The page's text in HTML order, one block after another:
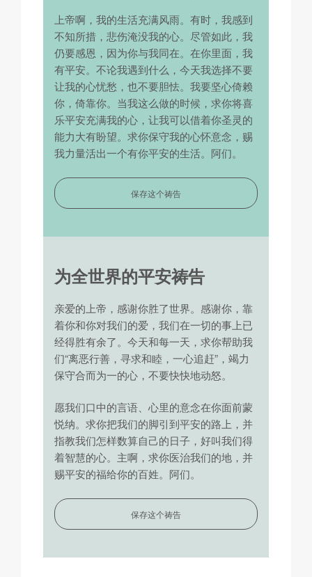
上帝啊，我的生活充满风雨。有时，我感到
不知所措，悲伤淹没我的心。尽管如此，我
仍要感恩，因为你与我同在。在你里面，我
有平安。不论我遇到什么，今天我选择不要
让我的心忧愁，也不要胆怯。我要坚心倚赖
你，倚靠你。当我这么做的时候，求你将喜
乐平安充满我的心，让我可以借着你圣灵的
能力大有盼望。求你保守我的心怀意念，赐
我力量活出一个有你平安的生活。阿们。
保存这个祷告
为全世界的平安祷告
亲爱的上帝，感谢你胜了世界。感谢你，靠
着你和你对我们的爱，我们在一切的事上已
经得胜有余了。今天和每一天，求你帮助我
们“离恶行善，寻求和睦，一心追赶”，竭力
保守合而为一的心，不要快快地动怒。
愿我们口中的言语、心里的意念在你面前蒙
悦纳。求你把我们的脚引到平安的路上，并
指教我们怎样数算自己的日子，好叫我们得
着智慧的心。主啊，求你医治我们的地，并
赐平安的福给你的百姓。阿们。
保存这个祷告